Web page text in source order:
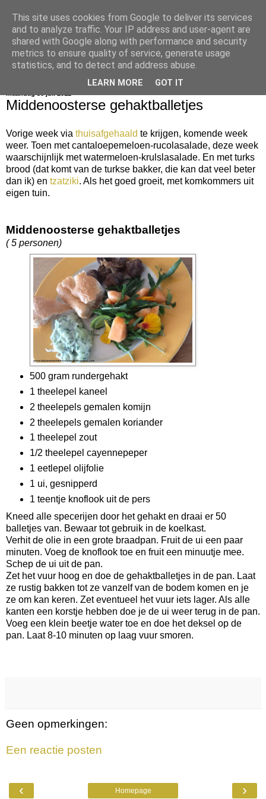
bijna net zo lekker als thuis
Middenoosterse gehaktballetjes
Vorige week via thuisafgehaald te krijgen, komende week
weer. Toen met cantaloepemeloen-rucolasalade, deze week
waarschijnlijk met watermeloen-krulslasalade. En met turks
brood (dat komt van de turkse bakker, die kan dat veel beter
dan ik) en tzatziki. Als het goed groeit, met komkommers uit
eigen tuin.
Middenoosterse gehaktballetjes
( 5 personen)
500 gram rundergehakt
1 theelepel kaneel
2 theelepels gemalen komijn
2 theelepels gemalen koriander
1 theelepel zout
1/2 theelepel cayennepeper
1 eetlepel olijfolie
1 ui, gesnipperd
1 teentje knoflook uit de pers
Kneed alle specerijen door het gehakt en draai er 50
balletjes van. Bewaar tot gebruik in de koelkast.
Verhit de olie in een grote braadpan. Fruit de ui een paar
minuten. Voeg de knoflook toe en fruit een minuutje mee.
Schep de ui uit de pan.
Zet het vuur hoog en doe de gehaktballetjes in de pan. Laat
ze rustig bakken tot ze vanzelf van de bodem komen en je
ze om kan keren. Zet eventueel het vuur iets lager. Als alle
kanten een korstje hebben doe je de ui weer terug in de pan.
Voeg een klein beetje water toe en doe het deksel op de
pan. Laat 8-10 minuten op laag vuur smoren.
Geen opmerkingen:
Een reactie posten
‹ ›
Homepage
This site uses cookies from Google to deliver its services
and to analyze traffic. Your IP address and user-agent are
shared with Google along with performance and security
metrics to ensure quality of service, generate usage
statistics, and to detect and address abuse.
LEARN MORE GOT IT